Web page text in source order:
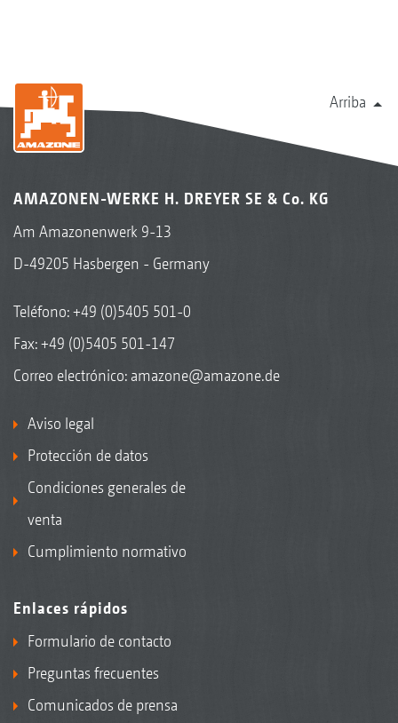
Arriba
AMAZONEN-WERKE H. DREYER SE & Co. KG
Am Amazonenwerk 9-13
D-49205 Hasbergen - Germany
Teléfono:+49 (0)5405 501-0
Fax: +49 (0)5405 501-147
Correo electrónico: amazone@amazone.de
Aviso legal
Protección de datos
Condiciones generales de
venta
Cumplimiento normativo
Enlaces rápidos
Formulario de contacto
Preguntas frecuentes
Comunicados de prensa